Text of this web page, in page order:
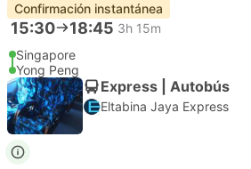
Confirmación instantánea
15:30 18:45 3h 15m
Singapore
Yong Peng
Express | Autobús
Eltabina Jaya Express